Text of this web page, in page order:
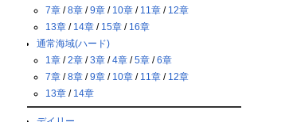
7章 /8章 /9章 / 10章 / 11章 / 12章
13章 / 14章 / 15章 / 16章
通常海域(ハード)
1章 /2章 /3章 /4章 /5章 /6章
7章 /8章 /9章 / 10章 / 11章 / 12章
13章 / 14章